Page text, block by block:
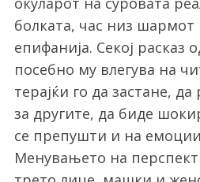
болката, час низ
епифанија. Секој расказ
посебно му влегува на
терајќи го да застане,
за другите, да биде
се препушти и на
Менувањето на